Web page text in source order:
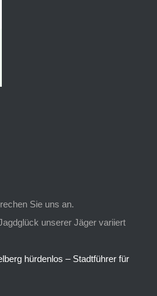
Sie uns an.
unserer Jäger variiert
hürdenlos – Stadtführer für